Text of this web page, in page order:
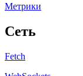
Метрики
Сеть
Fetch